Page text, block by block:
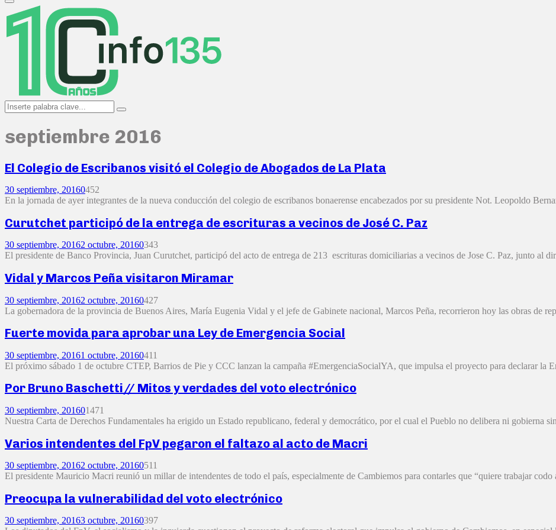
Primary
Menu
Search
for:
Search
septiembre 2016
El Colegio de Escribanos visitó el Colegio de Abogados de La Plata
30 septiembre, 20160452
En la jornada de ayer integrantes de la nueva conducción del colegio de escribanos bonaerense encabezados por su presidente Not. Leopoldo
Curutchet participó de la entrega de escrituras a vecinos de José C. Paz
30 septiembre, 20162 octubre, 20160343
El presidente de Banco Provincia, Juan Curutchet, participó del acto de entrega de 213 escrituras domiciliarias a vecinos de Jose C. Paz, junto al
Vidal y Marcos Peña visitaron Miramar
30 septiembre, 20162 octubre, 20160427
La gobernadora de la provincia de Buenos Aires, María Eugenia Vidal y el jefe de Gabinete nacional, Marcos Peña, recorrieron hoy las obras de
Fuerte movida para aprobar una Ley de Emergencia Social
30 septiembre, 20161 octubre, 20160411
El próximo sábado 1 de octubre CTEP, Barrios de Pie y CCC lanzan la campaña #EmergenciaSocialYA, que impulsa el proyecto para declarar la
Por Bruno Baschetti// Mitos y verdades del voto electrónico
30 septiembre, 201601471
Nuestra Carta de Derechos Fundamentales ha erigido un Estado republicano, federal y democrático, por el cual el Pueblo no delibera ni gobierna
Varios intendentes del FpV pegaron el faltazo al acto de Macri
30 septiembre, 20162 octubre, 20160511
El presidente Mauricio Macri reunió un millar de intendentes de todo el país, especialmente de Cambiemos para contarles que “quiere trabajar codo
Preocupa la vulnerabilidad del voto electrónico
30 septiembre, 20163 octubre, 20160397